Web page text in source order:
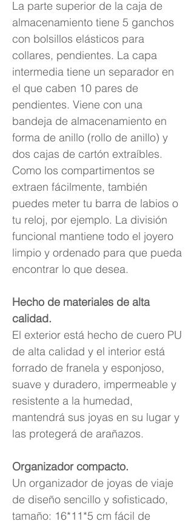
La parte superior de la caja de
almacenamiento tiene 5 ganchos
con bolsillos elásticos para
collares, pendientes. La capa
intermedia tiene un separador en
el que caben 10 pares de
pendientes. Viene con una
bandeja de almacenamiento en
forma de anillo (rollo de anillo) y
dos cajas de cartón extraíbles.
Como los compartimentos se
extraen fácilmente, también
puedes meter tu barra de labios o
tu reloj, por ejemplo. La división
funcional mantiene todo el joyero
limpio y ordenado para que pueda
encontrar lo que desea.
Hecho de materiales de alta
calidad.
El exterior está hecho de cuero PU
de alta calidad y el interior está
forrado de franela y esponjoso,
suave y duradero, impermeable y
resistente a la humedad,
mantendrá sus joyas en su lugar y
las protegerá de arañazos.
Organizador compacto.
Un organizador de joyas de viaje
de diseño sencillo y sofisticado,
tamaño: 16*11*5 cm fácil de